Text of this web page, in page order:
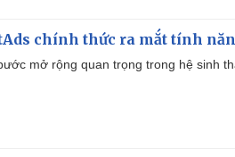
chính thức ra mắt tính
mở rộng quan trọng trong hệ sinh